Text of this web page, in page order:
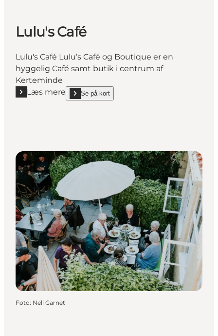
Lulu's Café
Lulu's Café Lulu’s Café og Boutique er en
hyggelig Café samt butik i centrum af
Kerteminde
Læs mere
Læs mere "Lulu's Café"
Se på kort
show Lulu's Café on_map
Foto: Neli Garnet